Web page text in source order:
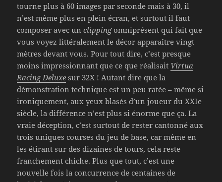
tourne plus à 60 images par seconde mais à 30, il
n’est même plus en plein écran, et surtout il faut
composer avec unclippingomniprésent qui fait que
vous voyez littéralement le décor apparaître vingt
mètres devant vous. Pour tout dire, c’est presque
moins impressionnant que ce que réalisait Virtua
Racing Deluxe sur 32X ! Autant dire que la
démonstration technique est un peu ratée – même si
ironiquement, aux yeux blasés d’un joueur du XXIe
siècle, la différence n’est plus si énorme que ça. La
vraie déception, c’est surtout de rester cantonné aux
trois uniques courses du jeu de base, car même en
les étirant sur des dizaines de tours, cela reste
franchement chiche. Plus que tout, c’est une
nouvelle fois la concurrence de centaines de